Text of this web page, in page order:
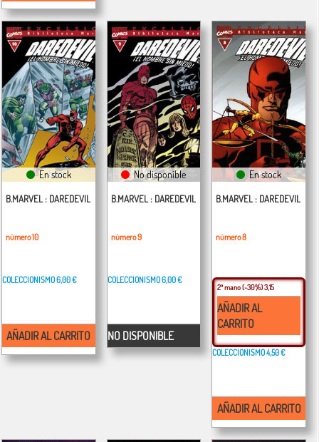
En stock
B.MARVEL : DAREDEVIL
número 10
COLECCIONISMO6,00 €
AÑADIR AL CARRITO
No disponible
B.MARVEL : DAREDEVIL
número 9
COLECCIONISMO6,00 €
NO DISPONIBLE
En stock
B.MARVEL : DAREDEVIL
número 8
2ª mano(-30%) 3,15
AÑADIR AL
CARRITO
COLECCIONISMO4,50 €
AÑADIR AL CARRITO